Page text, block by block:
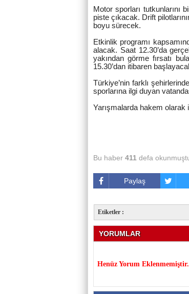
Motor sporları tutkunlarını
piste çıkacak. Drift
boyu sürecek.
Etkinlik programı
alacak. Saat 12.30’da
yakından görme fırsatı
15.30’dan itibaren
Türkiye’nin farklı
sporlarına ilgi duyan
Yarışmalarda hakem
Bu haber 411 defa
Paylaş
Etiketler :
YORUMLAR
Henüz Yorum